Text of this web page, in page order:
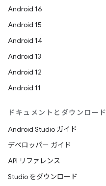
Android 16
Android 15
Android 14
Android 13
Android 12
Android 11
ドキュメントとダウンロード
Android Studio ガイド
デベロッパー ガイド
API リファレンス
Studio をダウンロード